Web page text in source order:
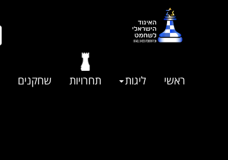
ראשי ליגות תחרויות שחקנים